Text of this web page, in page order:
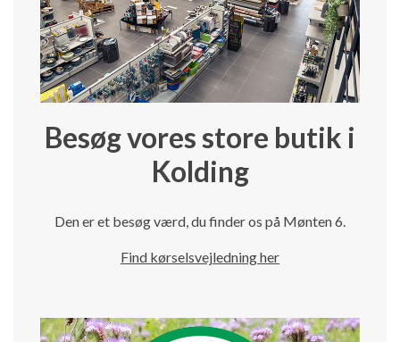
Besøg vores store butik i
Kolding
Den er et besøg værd, du finder os på Mønten 6.
Find kørselsvejledning her